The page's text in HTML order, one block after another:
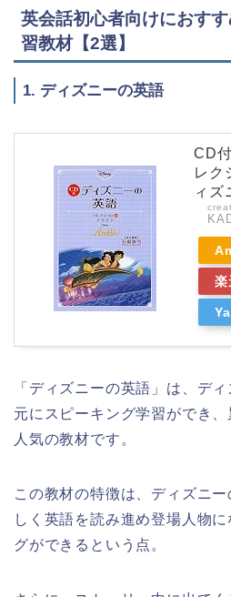
英会話初心者向けにおす
習教材【2選】
1. ディズニーの英語
CD
レク
ィズ
楽
「ディズニーの英語」は、デ
元にスピーキング学習ができ
人気の教材です。
この教材の特徴は、ディズニ
しく英語を読み進め登場人物
グができるという点。